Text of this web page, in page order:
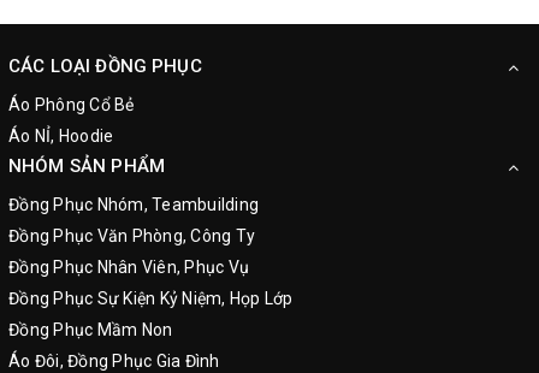
CÁC LOẠI ĐỒNG PHỤC
Áo Phông Cổ Bẻ
Áo NỈ, Hoodie
NHÓM SẢN PHẨM
Đồng Phục Nhóm, Teambuilding
Đồng Phục Văn Phòng, Công Ty
Đồng Phục Nhân Viên, Phục Vụ
Đồng Phục Sự Kiện Kỷ Niệm, Họp Lớp
Đồng Phục Mầm Non
Áo Đôi, Đồng Phục Gia Đình